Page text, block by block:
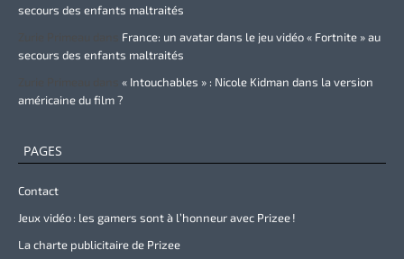
secours des enfants maltraités
France: un avatar dans le jeu vidéo « Fortnite » au
secours des enfants maltraités
« Intouchables » : Nicole Kidman dans la version
américaine du film ?
PAGES
Contact
Jeux vidéo : les gamers sont à l’honneur avec Prizee !
La charte publicitaire de Prizee